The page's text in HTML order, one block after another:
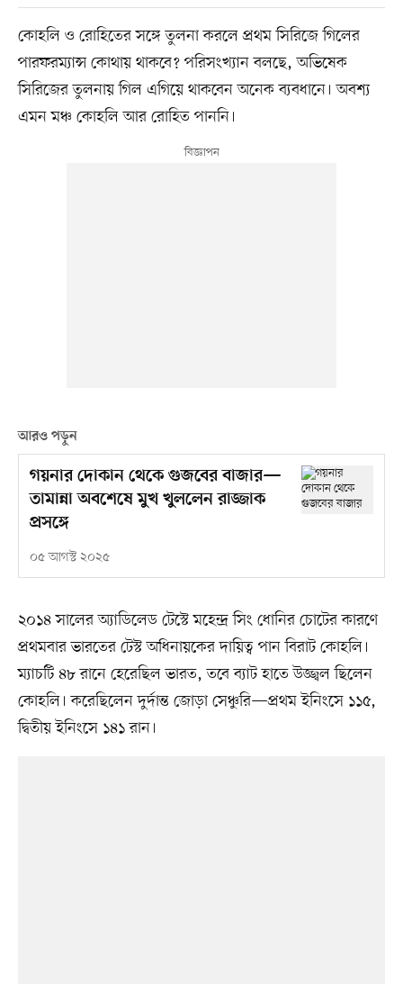
কোহলি ও রোহিতের সঙ্গে তুলনা করলে প্রথম সিরিজে গিলের
পারফরম্যান্স কোথায় থাকবে? পরিসংখ্যান বলছে, অভিষেক
সিরিজের তুলনায় গিল এগিয়ে থাকবেন অনেক ব্যবধানে। অবশ্য
এমন মঞ্চ কোহলি আর রোহিত পাননি।
আরও পড়ুন
গয়নার দোকান থেকে গুজবের বাজার—
তামান্না অবশেষে মুখ খুললেন রাজ্জাক
প্রসঙ্গে
০৫ আগস্ট ২০২৫
২০১৪ সালের অ্যাডিলেড টেস্টে মহেন্দ্র সিং ধোনির চোটের কারণে
প্রথমবার ভারতের টেস্ট অধিনায়কের দায়িত্ব পান বিরাট কোহলি।
ম্যাচটি ৪৮ রানে হেরেছিল ভারত, তবে ব্যাট হাতে উজ্জ্বল ছিলেন
কোহলি। করেছিলেন দুর্দান্ত জোড়া সেঞ্চুরি—প্রথম ইনিংসে ১১৫,
দ্বিতীয় ইনিংসে ১৪১ রান।